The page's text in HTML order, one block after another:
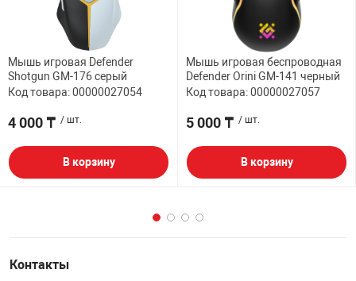
Мышь игровая Defender
Shotgun GM-176 серый
Код товара: 00000027054
4 000 ₸ / шт.
В корзину
Мышь игровая беспроводная
Defender Orini GM-141 черный
Код товара: 00000027057
5 000 ₸ / шт.
В корзину
Контакты